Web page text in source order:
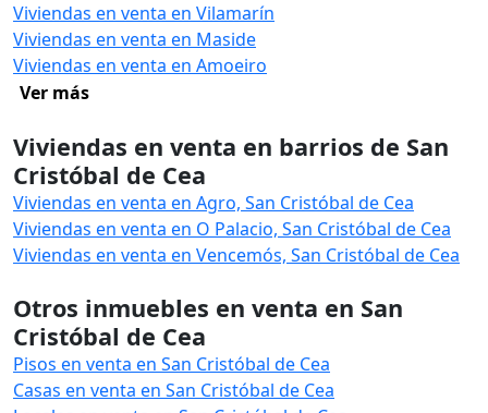
Viviendas en venta en Vilamarín
Viviendas en venta en Maside
Viviendas en venta en Amoeiro
Ver más
Viviendas en venta en barrios de San
Cristóbal de Cea
Viviendas en venta en Agro, San Cristóbal de Cea
Viviendas en venta en O Palacio, San Cristóbal de Cea
Viviendas en venta en Vencemós, San Cristóbal de Cea
Otros inmuebles en venta en San
Cristóbal de Cea
Pisos en venta en San Cristóbal de Cea
Casas en venta en San Cristóbal de Cea